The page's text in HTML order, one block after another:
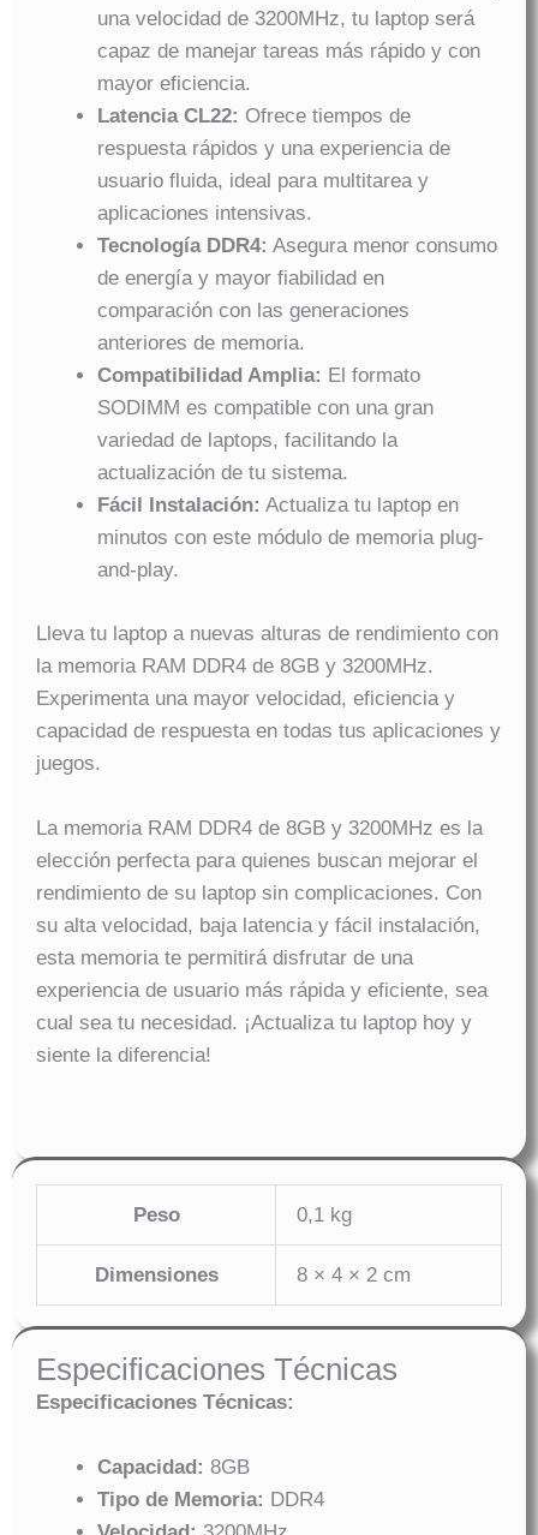
una velocidad de 3200MHz, tu laptop será
capaz de manejar tareas más rápido y con
mayor eficiencia.
Latencia CL22: Ofrece tiempos de
respuesta rápidos y una experiencia de
usuario fluida, ideal para multitarea y
aplicaciones intensivas.
Tecnología DDR4: Asegura menor consumo
de energía y mayor fiabilidad en
comparación con las generaciones
anteriores de memoria.
Compatibilidad Amplia: El formato
SODIMM es compatible con una gran
variedad de laptops, facilitando la
actualización de tu sistema.
Fácil Instalación: Actualiza tu laptop en
minutos con este módulo de memoria plug-
and-play.
Lleva tu laptop a nuevas alturas de rendimiento con
la memoria RAM DDR4 de 8GB y 3200MHz.
Experimenta una mayor velocidad, eficiencia y
capacidad de respuesta en todas tus aplicaciones y
juegos.
La memoria RAM DDR4 de 8GB y 3200MHz es la
elección perfecta para quienes buscan mejorar el
rendimiento de su laptop sin complicaciones. Con
su alta velocidad, baja latencia y fácil instalación,
esta memoria te permitirá disfrutar de una
experiencia de usuario más rápida y eficiente, sea
cual sea tu necesidad. ¡Actualiza tu laptop hoy y
siente la diferencia!
Peso 0,1 kg
Dimensiones 8 × 4 × 2 cm
Especificaciones Técnicas
Especificaciones Técnicas:
Capacidad: 8GB
Tipo de Memoria: DDR4